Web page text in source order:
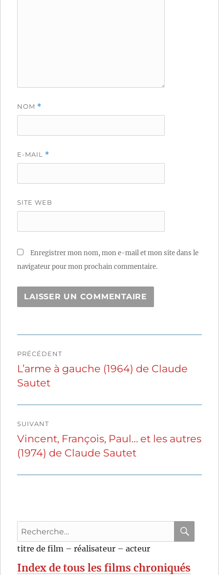
NOM *
E-MAIL *
SITE WEB
Enregistrer mon nom, mon e-mail et mon site dans le
navigateur pour mon prochain commentaire.
de
l’article
PRÉCÉDENT
Publication
précédente :
L’arme à gauche (1964) de Claude
Sautet
SUIVANT
Publication
suivante :
Vincent, François, Paul… et les autres
(1974) de Claude Sautet
Recherche
pour
:
titre de film – réalisateur – acteur
Index de tous les films chroniqués